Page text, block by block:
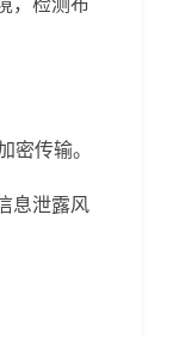
密传输。
息泄露风